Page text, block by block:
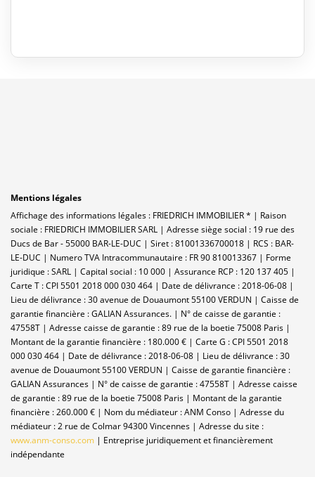
Mentions légales
Affichage des informations légales : FRIEDRICH IMMOBILIER * | Raison
sociale : FRIEDRICH IMMOBILIER SARL | Adresse siège social : 19 rue des
Ducs de Bar - 55000 BAR-LE-DUC | Siret : 81001336700018 | RCS : BAR-
LE-DUC | Numero TVA Intracommunautaire : FR 90 810013367 | Forme
juridique : SARL | Capital social : 10 000 | Assurance RCP : 120 137 405 |
Carte T : CPI 5501 2018 000 030 464 | Date de délivrance : 2018-06-08 |
Lieu de délivrance : 30 avenue de Douaumont 55100 VERDUN | Caisse de
garantie financière : GALIAN Assurances. | N° de caisse de garantie :
47558T | Adresse caisse de garantie : 89 rue de la boetie 75008 Paris |
Montant de la garantie financière : 180.000 € | Carte G : CPI 5501 2018
000 030 464 | Date de délivrance : 2018-06-08 | Lieu de délivrance : 30
avenue de Douaumont 55100 VERDUN | Caisse de garantie financière :
GALIAN Assurances | N° de caisse de garantie : 47558T | Adresse caisse
de garantie : 89 rue de la boetie 75008 Paris | Montant de la garantie
financière : 260.000 € | Nom du médiateur : ANM Conso | Adresse du
médiateur : 2 rue de Colmar 94300 Vincennes | Adresse du site :
www.anm-conso.com | Entreprise juridiquement et financièrement
indépendante